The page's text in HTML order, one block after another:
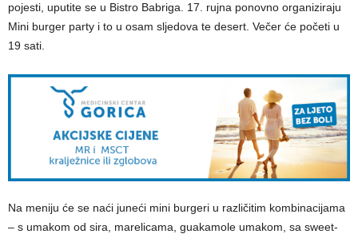
pojesti, uputite se u Bistro Babriga. 17. rujna ponovno organiziraju
Mini burger party i to u osam sljedova te desert. Večer će početi u
19 sati.
Na meniju će se naći juneći mini burgeri u različitim kombinacijama
– s umakom od sira, marelicama, guakamole umakom, sa sweet-